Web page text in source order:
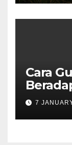
Cara
7